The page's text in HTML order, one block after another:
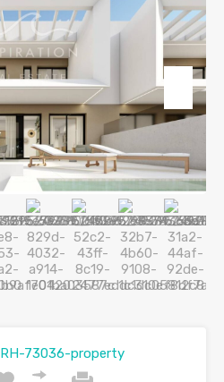
RH-73036-property